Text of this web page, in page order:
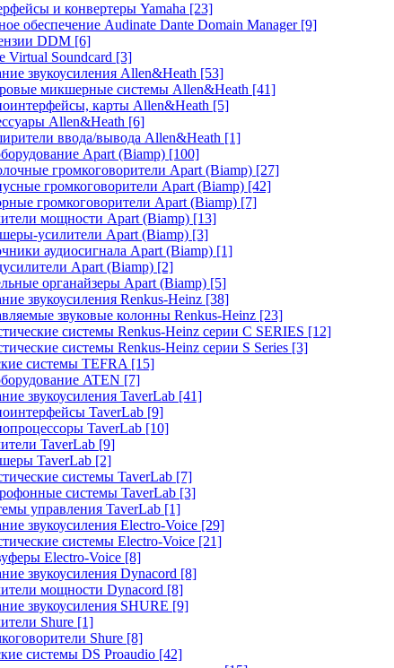
и конвертеры Yamaha [23]
обеспечение Audinate Dante Domain Manager [9]
DDM [6]
Virtual Soundcard [3]
звукоусиления Allen&Heath [53]
микшерные системы Allen&Heath [41]
карты Allen&Heath [5]
Allen&Heath [6]
ввода/вывода Allen&Heath [1]
Apart (Biamp) [100]
громкоговорители Apart (Biamp) [27]
громкоговорители Apart (Biamp) [42]
громкоговорители Apart (Biamp) [7]
мощности Apart (Biamp) [13]
усилители Apart (Biamp) [3]
аудиосигнала Apart (Biamp) [1]
Apart (Biamp) [2]
органайзеры Apart (Biamp) [5]
звукоусиления Renkus-Heinz [38]
звуковые колонны Renkus-Heinz [23]
системы Renkus-Heinz серии C SERIES [12]
системы Renkus-Heinz серии S Series [3]
системы TEFRA [15]
ATEN [7]
звукоусиления TaverLab [41]
TaverLab [9]
TaverLab [10]
TaverLab [9]
TaverLab [2]
системы TaverLab [7]
системы TaverLab [3]
управления TaverLab [1]
звукоусиления Electro-Voice [29]
системы Electro-Voice [21]
Electro-Voice [8]
звукоусиления Dynacord [8]
мощности Dynacord [8]
звукоусиления SHURE [9]
Shure [1]
Shure [8]
системы DS Proaudio [42]